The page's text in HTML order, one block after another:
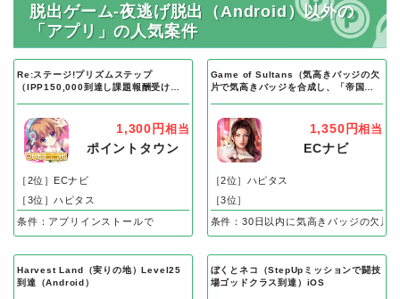
脱出ゲーム-夜逃げ脱出（Android）以外の
「アプリ」の人気案件
Re:ステージ!プリズムステップ
（IPP150,000到達し課題報酬受け取
1,300円 相当
ポイントタウン
［2位］ECナビ
［3位］ハピタス
条件：アプリインストールで
Game of Sultans（気高きバッジの欠
片で気高きバッジを合成し、「帝国五
1,350円相当
ECナビ
［2位］ハピタス
［3位］
条件：30日以内に気高きバッジの欠片
Harvest Land（実りの地）Level25
到達（Android）
ぼくとネコ（StepUpミッションで闘技
場ゴッドクラス到達）iOS